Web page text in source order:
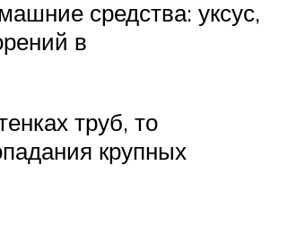
средства: уксус,
в
труб, то
крупных